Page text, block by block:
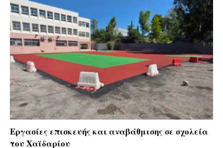
Εργασίες επισκευής και αναβάθμισης σε σχολεία
του Χαϊδαρίου